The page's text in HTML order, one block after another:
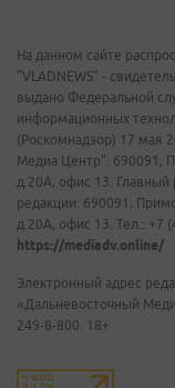
На данном сайте
"VLADNEWS" -
выдано Федеральной
информационных
(Роскомнадзор) 17 мая
Медиа Центр". 690091,
д.20А, офис 13.
редакции: 690091,
д.20А, офис 13. Тел.: +7
https://mediadv.online/
Электронный адрес
«Дальневосточный
249-8-800. 18+